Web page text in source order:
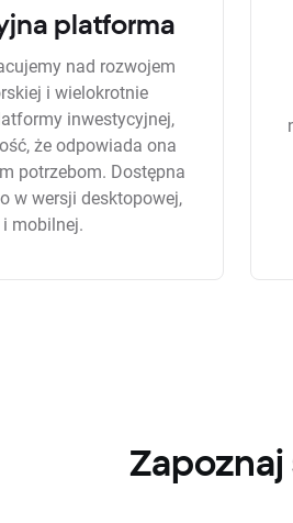
platforma
nad rozwojem
i wielokrotnie
inwestycyjnej,
że odpowiada ona
potrzebom. Dostępna
w wersji desktopowej,
mobilnej.
Zapoznaj